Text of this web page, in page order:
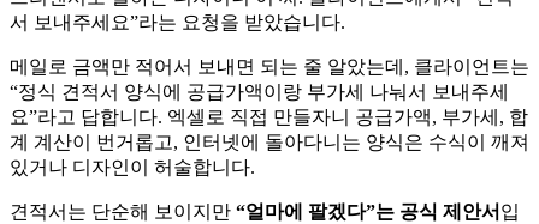
서 보내주세요”라는 요청을 받았습니다.
메일로 금액만 적어서 보내면 되는 줄 알았는데, 클라이언트는
“정식 견적서 양식에 공급가액이랑 부가세 나눠서 보내주세
요”라고 답합니다. 엑셀로 직접 만들자니 공급가액, 부가세, 합
계 계산이 번거롭고, 인터넷에 돌아다니는 양식은 수식이 깨져
있거나 디자인이 허술합니다.
견적서는 단순해 보이지만 “얼마에 팔겠다”는 공식 제안서 입